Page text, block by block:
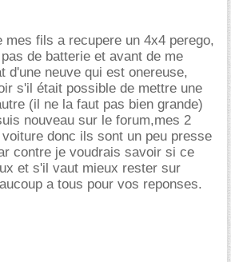
mes fils a recupere un 4x4 perego,
de batterie et avant de me
d'une neuve qui est onereuse,
s'il était possible de mettre une
(il ne la faut pas bien grande)
nouveau sur le forum,mes 2
donc ils sont un peu presse
contre je voudrais savoir si ce
et s'il vaut mieux rester sur
a tous pour vos reponses.